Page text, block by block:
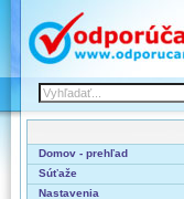
Domov - prehľad
Súťaže
Nastavenia